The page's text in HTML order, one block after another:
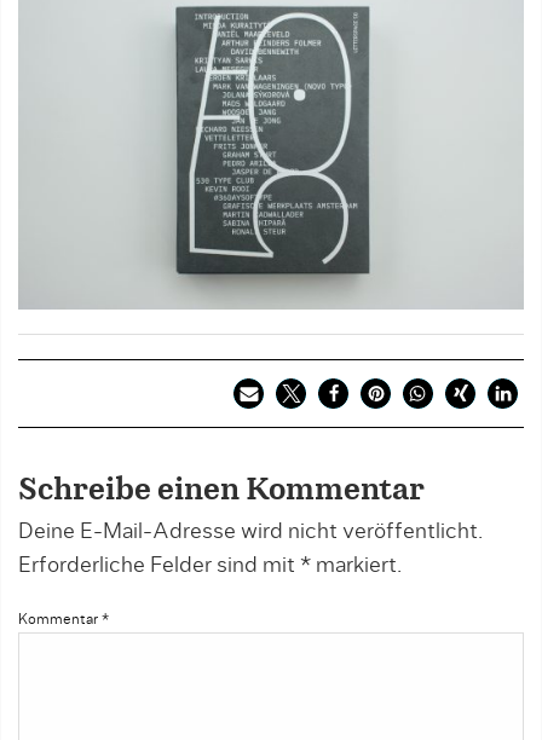
Schreibe einen Kommentar
Deine E-Mail-Adresse wird nicht veröffentlicht.
Erforderliche Felder sind mit * markiert.
Kommentar *